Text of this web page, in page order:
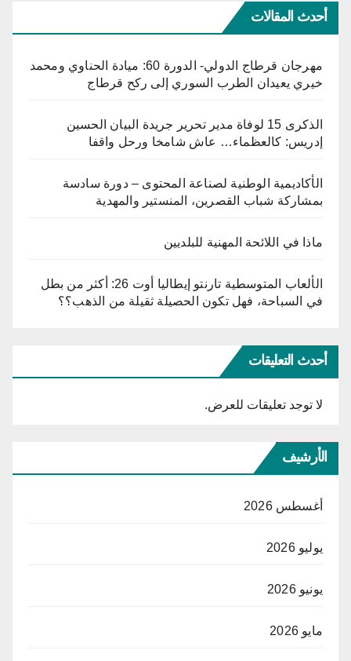
أحدث المقالات
مهرجان قرطاج الدولي- الدورة 60: ميادة الحناوي ومحمد
خيري يعيدان الطرب السوري إلى ركح قرطاج
الذكرى 15 لوفاة مدير تحرير جريدة البيان الحسين
إدريس: كالعظماء… عاش شامخا ورحل واقفا
الأكاديمية الوطنية لصناعة المحتوى – دورة سادسة
بمشاركة شباب القصرين، المنستير والمهدية
ماذا في اللائحة المهنية للبلديين
الألعاب المتوسطية تارنتو إيطاليا أوت 26: أكثر من بطل
في السباحة، فهل تكون الحصيلة ثقيلة من الذهب؟؟
أحدث التعليقات
لا توجد تعليقات للعرض.
الأرشيف
أغسطس 2026
يوليو 2026
يونيو 2026
مايو 2026